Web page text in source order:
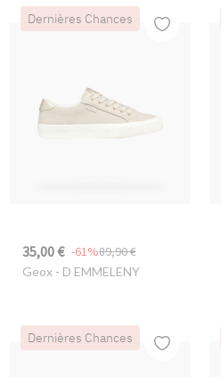
Dernières Chances
35,00 € 89,90 €
-61%
Geox- D EMMELENY
Dernières Chances